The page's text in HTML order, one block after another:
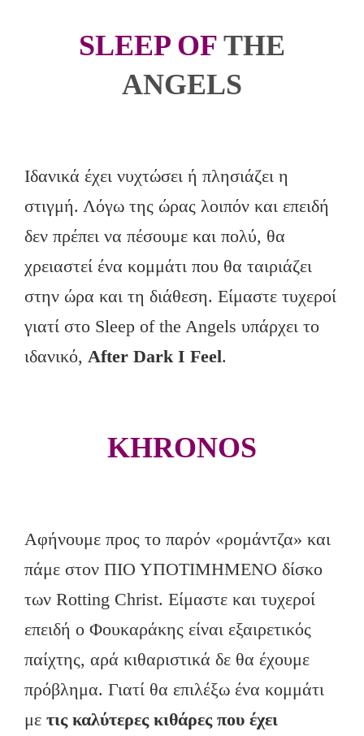
SLEEP OF THE
ANGELS
Ιδανικά έχει νυχτώσει ή πλησιάζει η
στιγμή. Λόγω της ώρας λοιπόν και επειδή
δεν πρέπει να πέσουμε και πολύ, θα
χρειαστεί ένα κομμάτι που θα ταιριάζει
στην ώρα και τη διάθεση. Είμαστε τυχεροί
γιατί στο Sleep of the Angels υπάρχει το
ιδανικό, After Dark I Feel.
KHRONOS
Αφήνουμε προς το παρόν «ρομάντζα» και
πάμε στον ΠΙΟ ΥΠΟΤΙΜΗΜΕΝΟ δίσκο
των Rotting Christ. Είμαστε και τυχεροί
επειδή ο Φουκαράκης είναι εξαιρετικός
παίχτης, αρά κιθαριστικά δε θα έχουμε
πρόβλημα. Γιατί θα επιλέξω ένα κομμάτι
με τις καλύτερες κιθάρες που έχει